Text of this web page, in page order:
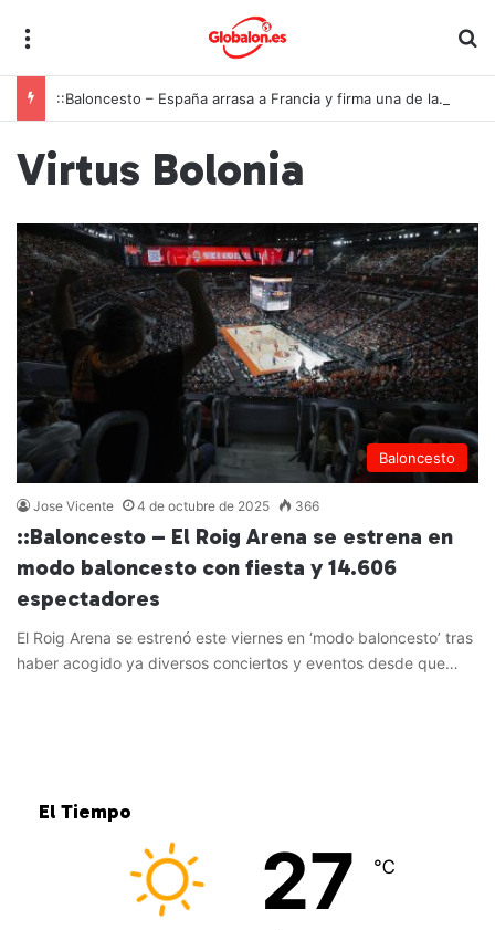
::Baloncesto – España arrasa a Francia y firma una de las mayores exhibiciones de la historia para conquistar el oro europeo U18
Virtus Bolonia
Baloncesto
Jose Vicente 4 de octubre de 2025 366
::Baloncesto – El Roig Arena se estrena en
modo baloncesto con fiesta y 14.606
espectadores
El Roig Arena se estrenó este viernes en ‘modo baloncesto’ tras
haber acogido ya diversos conciertos y eventos desde que…
El Tiempo
27 ℃